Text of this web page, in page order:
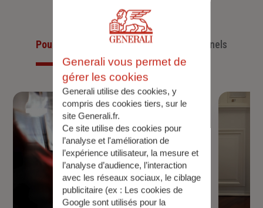
Pour les particuliersPour les professionnels
Generali vous permet de
gérer les cookies
Generali utilise des cookies, y
compris des cookies tiers, sur le
site Generali.fr.
Ce site utilise des cookies pour
l’analyse et l'amélioration de
l’expérience utilisateur, la mesure et
l’analyse d’audience, l’interaction
avec les réseaux sociaux, le ciblage
publicitaire (ex : Les cookies de
Google sont utilisés pour la